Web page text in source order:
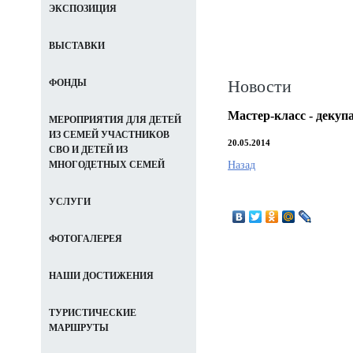
Новости
Мастер-класс -
20.05.2014
Назад
ЭКСПОЗИЦИЯ
ВЫСТАВКИ
ФОНДЫ
МЕРОПРИЯТИЯ ДЛЯ ДЕТЕЙ
ИЗ СЕМЕЙ УЧАСТНИКОВ
СВО И ДЕТЕЙ ИЗ
МНОГОДЕТНЫХ СЕМЕЙ
УСЛУГИ
ФОТОГАЛЕРЕЯ
НАШИ ДОСТИЖЕНИЯ
ТУРИСТИЧЕСКИЕ
МАРШРУТЫ